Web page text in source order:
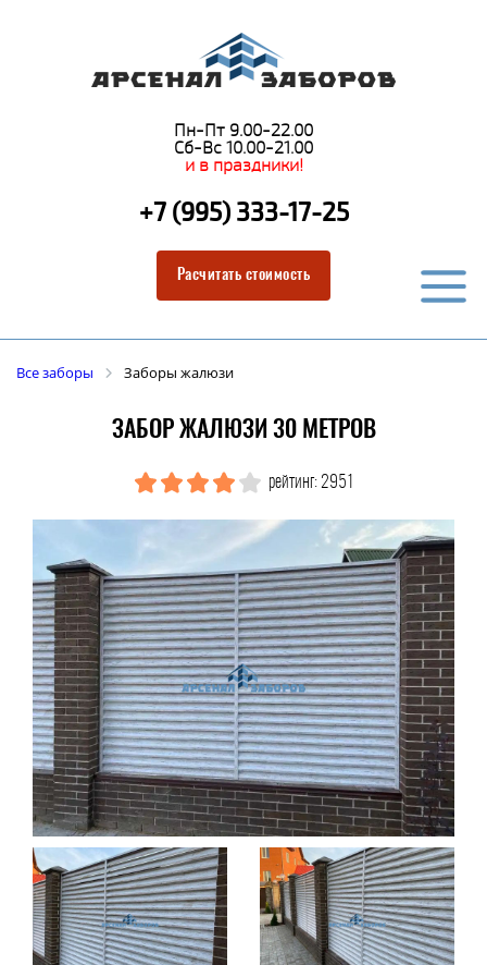
Пн-Пт 9.00-22.00
Сб-Вс 10.00-21.00
и в праздники!
+7 (995) 333-17-25
Расчитать стоимость
Все заборы Заборы жалюзи
ЗАБОР ЖАЛЮЗИ 30 МЕТРОВ
рейтинг: 2951